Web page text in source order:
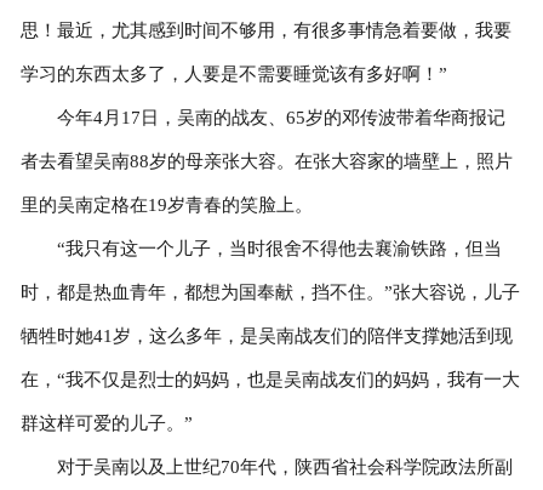
思！最近，尤其感到时间不够用，有很多事情急着要做，我要
学习的东西太多了，人要是不需要睡觉该有多好啊！”
今年4月17日，吴南的战友、65岁的邓传波带着华商报记
者去看望吴南88岁的母亲张大容。在张大容家的墙壁上，照片
里的吴南定格在19岁青春的笑脸上。
“我只有这一个儿子，当时很舍不得他去襄渝铁路，但当
时，都是热血青年，都想为国奉献，挡不住。”张大容说，儿子
牺牲时她41岁，这么多年，是吴南战友们的陪伴支撑她活到现
在，“我不仅是烈士的妈妈，也是吴南战友们的妈妈，我有一大
群这样可爱的儿子。”
对于吴南以及上世纪70年代，陕西省社会科学院政法所副